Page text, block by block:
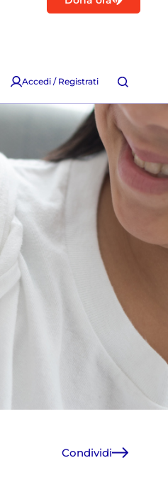
Accedi / Registrati
Condividi